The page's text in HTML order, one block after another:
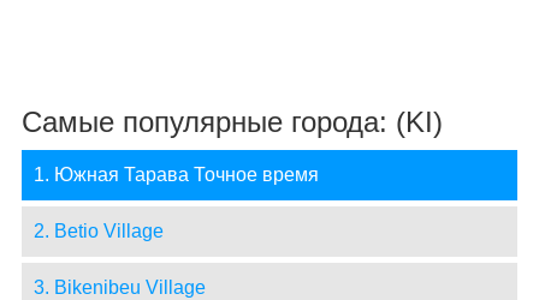
Самые популярные города: (KI)
1. Южная Тарава Точное время
2. Betio Village
3. Bikenibeu Village